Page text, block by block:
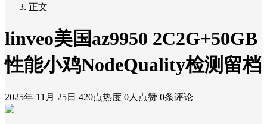
正文
linveo美国az9950 2C2G+50GB
性能小鸡NodeQuality检测留档
2025年 11月 25日 420点热度 0人点赞 0条评论